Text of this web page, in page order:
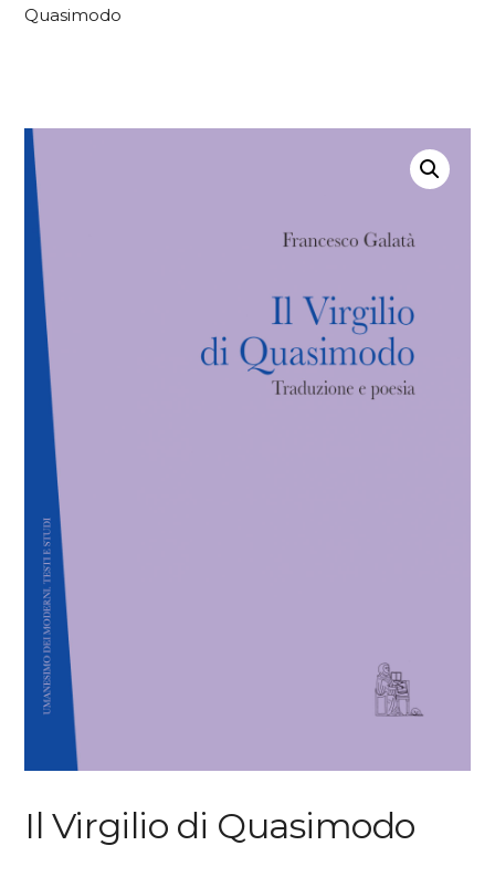
Quasimodo
Il Virgilio di Quasimodo